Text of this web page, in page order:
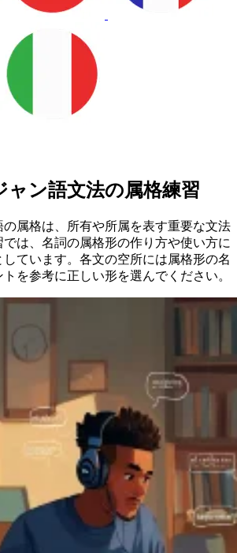
ャン語文法の属格練習
属格は、所有や所属を表す重要な文法
は、名詞の属格形の作り方や使い方に
ています。各文の空所には属格形の名
を参考に正しい形を選んでください。